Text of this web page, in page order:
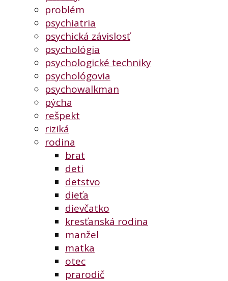
problém
psychiatria
psychická závislosť
psychológia
psychologické techniky
psychológovia
psychowalkman
pýcha
rešpekt
riziká
rodina
brat
deti
detstvo
dieťa
dievčatko
kresťanská rodina
manžel
matka
otec
prarodič